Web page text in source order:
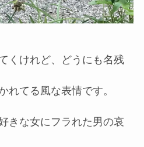
くけれど、どうにも名残
れてる風な表情です。
きな女にフラれた男の哀